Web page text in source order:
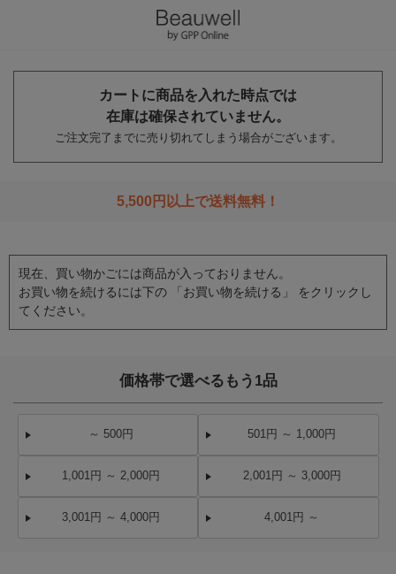
カートに商品を入れた時点では
在庫は確保されていません。
ご注文完了までに売り切れてしまう場合がございます。
5,500円以上で送料無料！
現在、買い物かごには商品が入っておりません。
お買い物を続けるには下の 「お買い物を続ける」 をクリックし
てください。
価格帯で選べるもう1品
～ 500円 501円 ～ 1,000円
1,001円 ～ 2,000円 2,001円 ～ 3,000円
3,001円 ～ 4,000円 4,001円 ～